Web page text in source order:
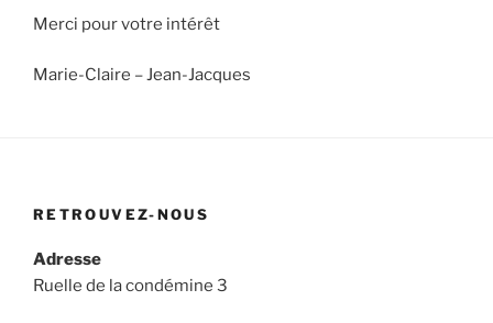
Merci pour votre intérêt
Marie-Claire – Jean-Jacques
RETROUVEZ-NOUS
Adresse
Ruelle de la condémine 3